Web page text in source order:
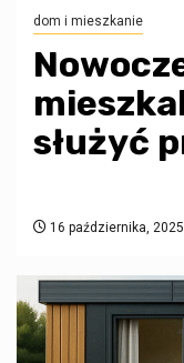
dom i mieszkanie
służyć
16 października, 2025